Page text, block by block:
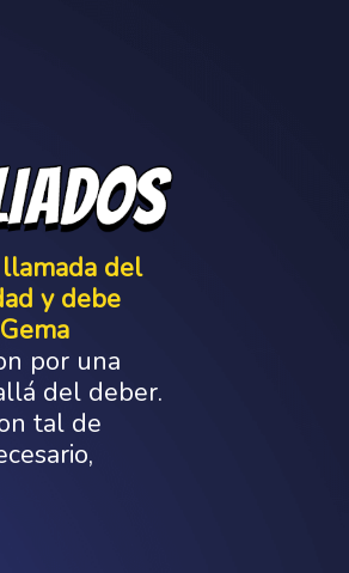
del
y debe
por una
del deber.
tal de